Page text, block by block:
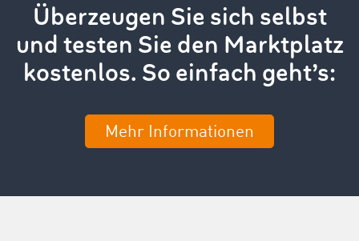
Überzeugen Sie sich selbst
und testen Sie den Marktplatz
kostenlos. So einfach geht’s:
Mehr Informationen